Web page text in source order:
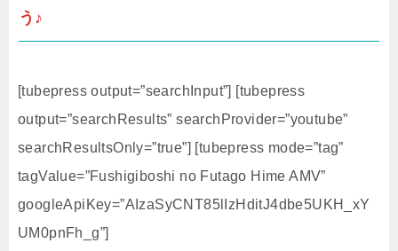
う♪
[tubepress output=”searchInput”] [tubepress
output=”searchResults” searchProvider=”youtube”
searchResultsOnly=”true”] [tubepress mode=”tag”
tagValue=”Fushigiboshi no Futago Hime AMV”
googleApiKey=”AIzaSyCNT85lIzHditJ4dbe5UKH_xY
UM0pnFh_g”]